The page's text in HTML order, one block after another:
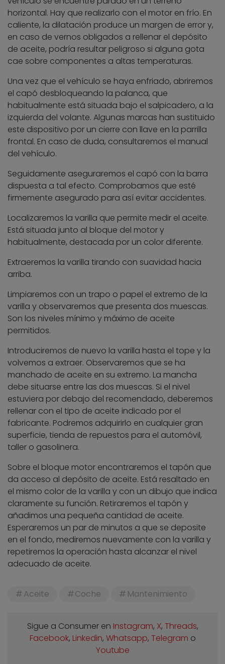
horizontal. Hay que realizarlo con el motor en frío. En
caliente, la dilatación produce un margen de error y,
en caso de vernos obligados a rellenar el depósito
de aceite, podría resultar peligroso si alguna gota
cae sobre componentes a altas temperaturas.
Una vez que el vehículo se haya enfriado, abriremos
el capó desbloqueando la palanca, que
habitualmente está situada bajo el salpicadero, a la
izquierda del volante. Algunas marcas han sustituido
este dispositivo por un cierre con llave en la parrilla
frontal. En caso de duda, consultaremos el manual
del vehículo.
Seguidamente aseguraremos el capó con la barra
dispuesta a tal efecto. Comprobamos que esté
firmemente asegurado para así evitar accidentes.
Localizaremos la varilla que permite medir el aceite.
Está situada junto al bloque del motor y
habitualmente, destacada por un color diferente.
Extraeremos la varilla tirando con suavidad hacia
arriba.
Limpiaremos con un trapo o papel el extremo de la
varilla y observaremos que presenta dos muescas.
Son los niveles mínimo y máximo de aceite
permitidos.
Introduciremos de nuevo la varilla hasta el tope y la
volvemos a extraer. Observaremos que se ha
manchado de aceite en su extremo. La mancha
debe situarse entre las dos muescas. Si el nivel
estuviera por debajo del recomendado, deberemos
rellenar con el tipo de aceite indicado por el
fabricante. Podremos adquirirlo en cualquier gran
superficie, tienda de repuestos para el automóvil,
taller o gasolinera.
Sobre el bloque motor encontraremos el tapón que
da acceso al depósito de aceite. Está resaltado en
el mismo color de la varilla y con un dibujo que indica
claramente su función. Retiraremos el tapón y
añadimos una pequeña cantidad de aceite.
Esperaremos un par de minutos a que se deposite
en el fondo, mediremos nuevamente con la varilla y
repetiremos la operación hasta alcanzar el nivel
adecuado de aceite.
Aceite Coche Mantenimiento
Sigue a Consumer en Instagram, X, Threads,
Facebook, Linkedin, Whatsapp, Telegram o
Youtube